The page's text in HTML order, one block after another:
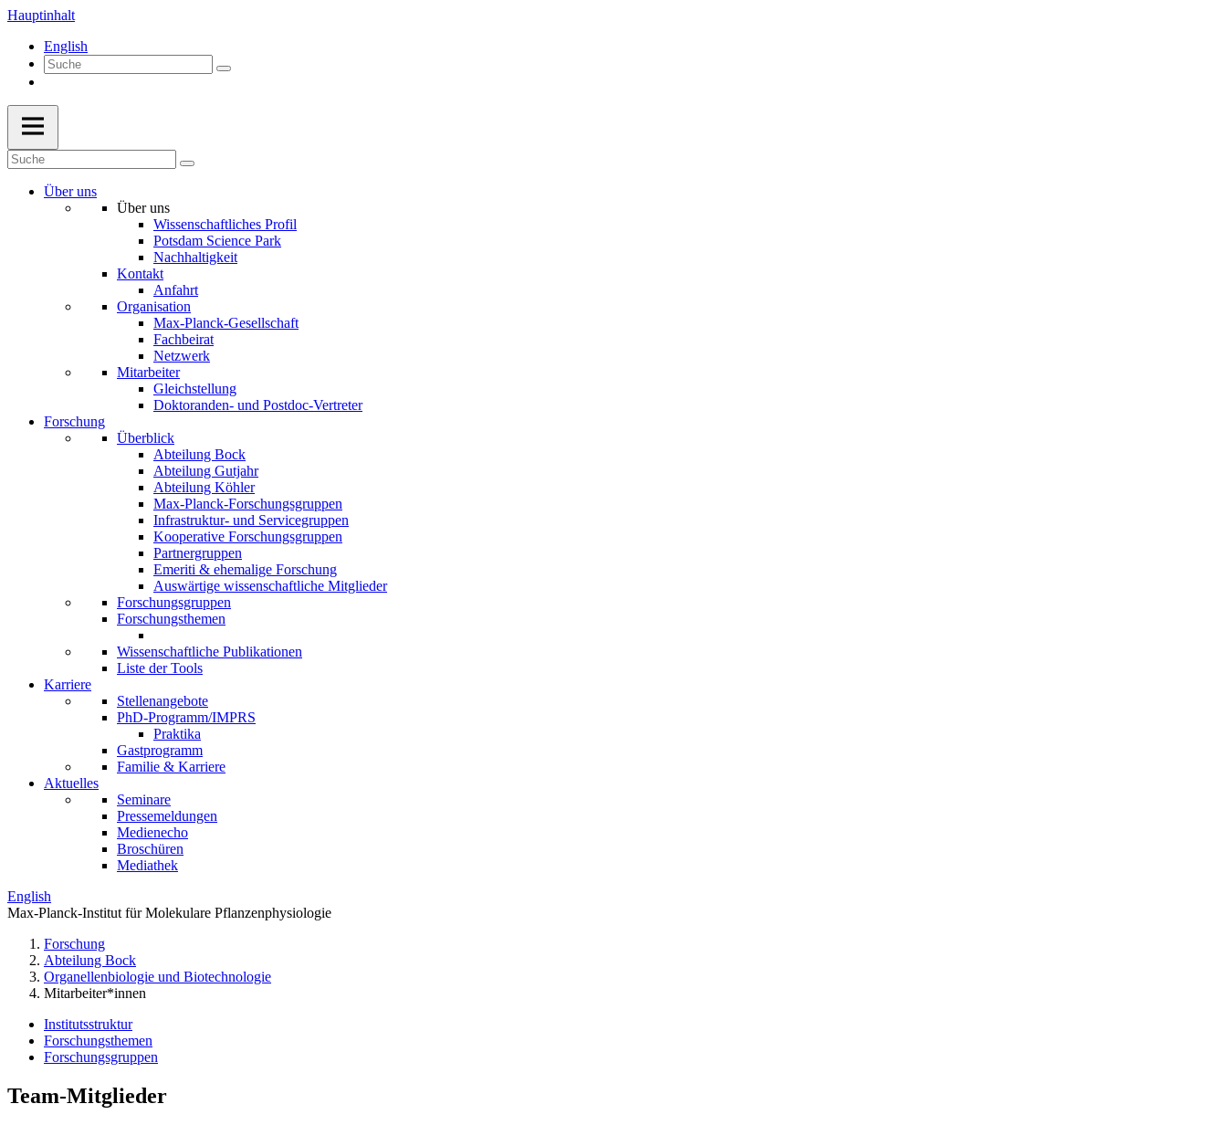
Hauptinhalt
English
Über uns
Über uns
Wissenschaftliches Profil
Potsdam Science Park
Nachhaltigkeit
Kontakt
Anfahrt
Organisation
Max-Planck-Gesellschaft
Fachbeirat
Netzwerk
Mitarbeiter
Gleichstellung
Doktoranden- und Postdoc-Vertreter
Forschung
Überblick
Abteilung Bock
Abteilung Gutjahr
Abteilung Köhler
Max-Planck-Forschungsgruppen
Infrastruktur- und Servicegruppen
Kooperative Forschungsgruppen
Partnergruppen
Emeriti & ehemalige Forschung
Auswärtige wissenschaftliche Mitglieder
Forschungsgruppen
Forschungsthemen
Wissenschaftliche Publikationen
Liste der Tools
Karriere
Stellenangebote
PhD-Programm/IMPRS
Praktika
Gastprogramm
Familie & Karriere
Aktuelles
Seminare
Pressemeldungen
Medienecho
Broschüren
Mediathek
English
Max-Planck-Institut für Molekulare Pflanzenphysiologie
Forschung
Abteilung Bock
Organellenbiologie und Biotechnologie
Mitarbeiter*innen
Institutsstruktur
Forschungsthemen
Forschungsgruppen
Team-Mitglieder